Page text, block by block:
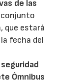
de las
que estará
fecha del
Ómnibus